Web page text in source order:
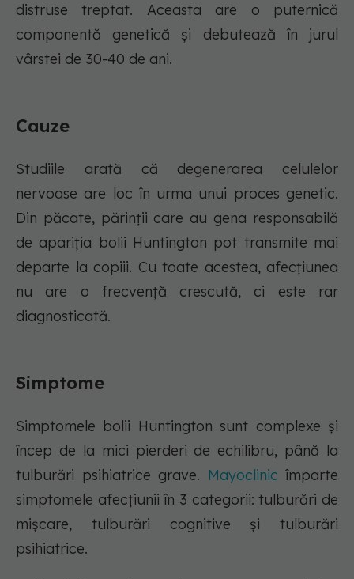
distruse treptat. Aceasta are o puternică
componentă genetică și debutează în jurul
vârstei de 30-40 de ani.
Cauze
Studiile arată că degenerarea celulelor
nervoase are loc în urma unui proces genetic.
Din păcate, părinții care au gena responsabilă
de apariția bolii Huntington pot transmite mai
departe la copiii. Cu toate acestea, afecțiunea
nu are o frecvență crescută, ci este rar
diagnosticată.
Simptome
Simptomele bolii Huntington sunt complexe și
încep de la mici pierderi de echilibru, până la
tulburări psihiatrice grave. Mayoclinic împarte
simptomele afecțiunii în 3 categorii: tulburări de
mișcare, tulburări cognitive și tulburări
psihiatrice.